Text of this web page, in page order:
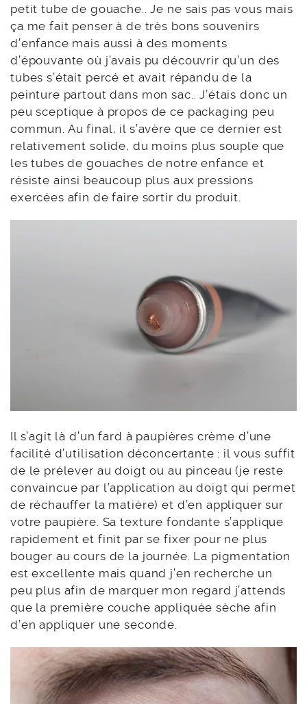
petit tube de gouache.. Je ne sais pas vous mais
ça me fait penser à de très bons souvenirs
d’enfance mais aussi à des moments
d’épouvante où j’avais pu découvrir qu’un des
tubes s’était percé et avait répandu de la
peinture partout dans mon sac.. J’étais donc un
peu sceptique à propos de ce packaging peu
commun. Au final, il s’avère que ce dernier est
relativement solide, du moins plus souple que
les tubes de gouaches de notre enfance et
résiste ainsi beaucoup plus aux pressions
exercées afin de faire sortir du produit.
Il s’agit là d’un fard à paupières crème d’une
facilité d’utilisation déconcertante : il vous suffit
de le prélever au doigt ou au pinceau (je reste
convaincue par l’application au doigt qui permet
de réchauffer la matière) et d’en appliquer sur
votre paupière. Sa texture fondante s’applique
rapidement et finit par se fixer pour ne plus
bouger au cours de la journée. La pigmentation
est excellente mais quand j’en recherche un
peu plus afin de marquer mon regard j’attends
que la première couche appliquée sèche afin
d’en appliquer une seconde.